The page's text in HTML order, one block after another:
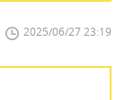
2025/06/27 23:19